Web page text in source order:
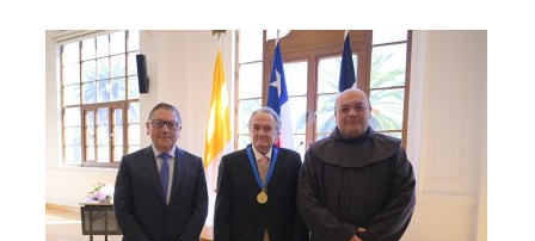
Funcionarios
Alumni
English